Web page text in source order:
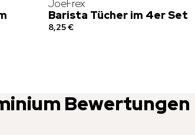
JoeFrex
Barista Tücher im 4er Set
8,25 €
Bewertungen